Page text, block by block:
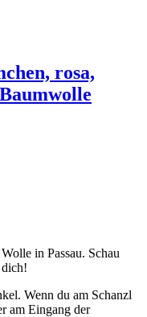
rosa,
in Passau. Schau
Wenn du am Schanzl
am Eingang der